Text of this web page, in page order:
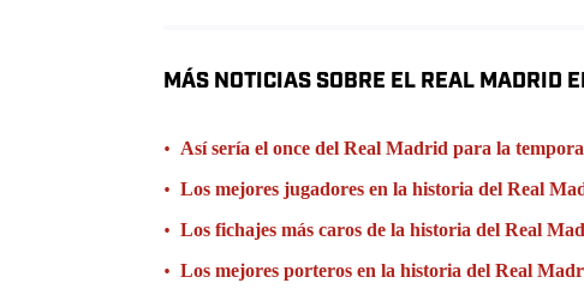
MÁS NOTICIAS SOBRE EL REAL MADRID
• Así sería el once del Real Madrid para la
• Los mejores jugadores en la historia del Real
• Los fichajes más caros de la historia del Real
• Los mejores porteros en la historia del Real